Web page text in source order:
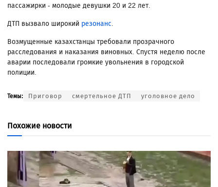
пассажирки - молодые девушки 20 и 22 лет.
ДТП вызвало широкий резонанс.
Возмущенные казахстанцы требовали прозрачного
расследования и наказания виновных. Спустя неделю после
аварии последовали громкие увольнения в городской
полиции.
Темы: Приговор смертельное ДТП уголовное дело
Похожие новости